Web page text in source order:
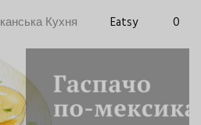
Кухня Eatsy 0